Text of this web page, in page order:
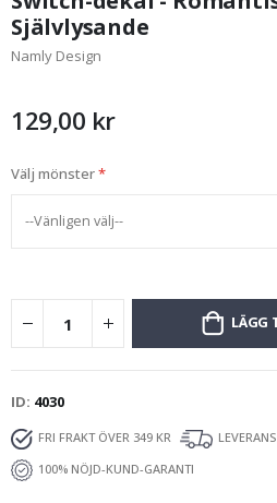
början
av
bildgalleriet
Självlysande
Namly Design
129,00 kr
Välj mönster
LÄGG
ID 4030
FRI FRAKT ÖVER 349 KR
100% NÖJD-KUND-GARANTI